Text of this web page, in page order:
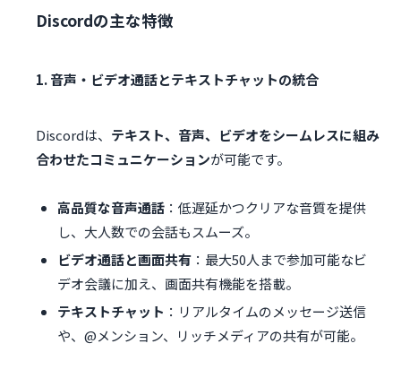
Discordの主な特徴
1. 音声・ビデオ通話とテキストチャットの統合
Discordは、 テキスト、音声、ビデオをシームレスに組み
合わせたコミュニケーションが可能です。
高品質な音声通話 ：低遅延かつクリアな音質を提供
し、大人数での会話もスムーズ。
ビデオ通話と画面共有 ：最大50人まで参加可能なビ
デオ会議に加え、画面共有機能を搭載。
テキストチャット ：リアルタイムのメッセージ送信
や、@メンション、リッチメディアの共有が可能。